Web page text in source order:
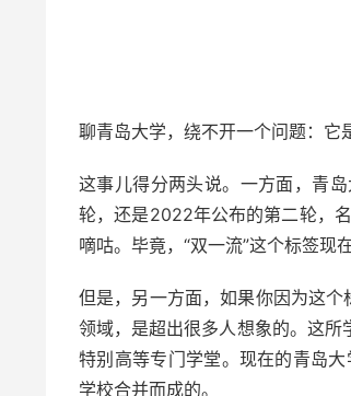
聊青岛大学，绕不开一个问题：它
这事儿得分两头说。一方面，青
轮，还是2022年公布的第二轮，
嘀咕。毕竟，“双一流”这个标签现
但是，另一方面，如果你因为这
领域，是超出很多人想象的。这所
特别高等专门学堂。现在的青岛
学校合并而成的。